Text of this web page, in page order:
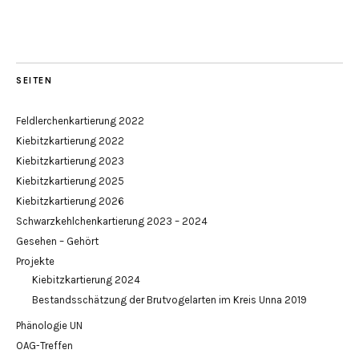
SEITEN
Feldlerchenkartierung 2022
Kiebitzkartierung 2022
Kiebitzkartierung 2023
Kiebitzkartierung 2025
Kiebitzkartierung 2026
Schwarzkehlchenkartierung 2023 – 2024
Gesehen – Gehört
Projekte
Kiebitzkartierung 2024
Bestandsschätzung der Brutvogelarten im Kreis Unna 2019
Phänologie UN
OAG-Treffen